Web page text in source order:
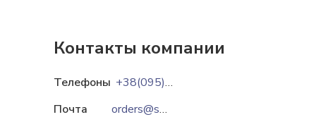
Контакты компании
Телефоны
+38(095)044-67-01
Почта
orders@sushka.com.ua